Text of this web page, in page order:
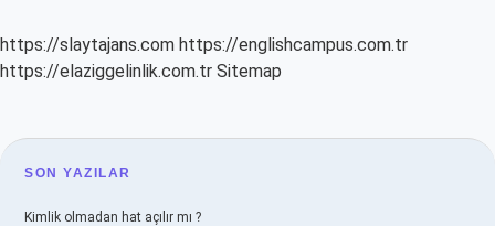
https://slaytajans.com https://englishcampus.com.tr
https://elaziggelinlik.com.tr Sitemap
SIDEBAR
SON YAZILAR
Kimlik olmadan hat açılır mı ?